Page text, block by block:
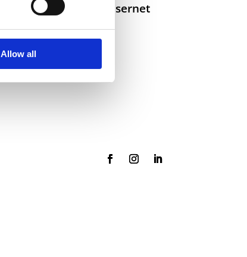
Allow all
Selskaper i konsernet